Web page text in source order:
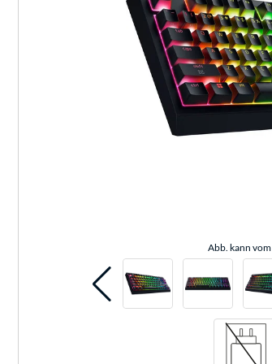
Abb. kann